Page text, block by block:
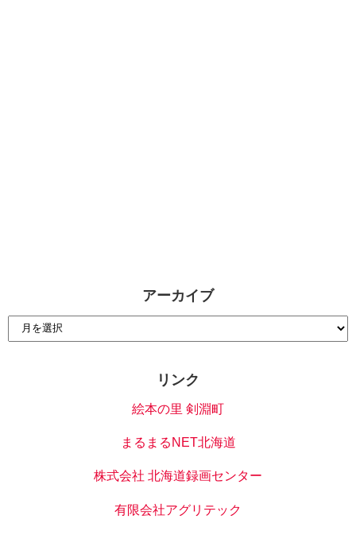
アーカイブ
リンク
絵本の里 剣淵町
まるまるNET北海道
株式会社 北海道録画センター
有限会社アグリテック